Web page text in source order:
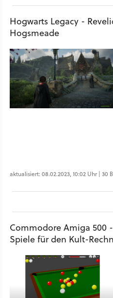
Hogwarts Legacy -
Hogsmeade
aktualisiert: 08.02.2023, 10:02 Uhr | 30
Commodore Amiga 500
Spiele für den Kult-